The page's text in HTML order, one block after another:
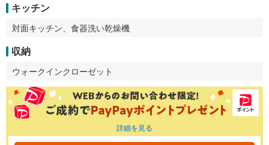
キッチン
対面キッチン、食器洗い乾燥機
収納
ウォークインクローゼット
詳細を見る